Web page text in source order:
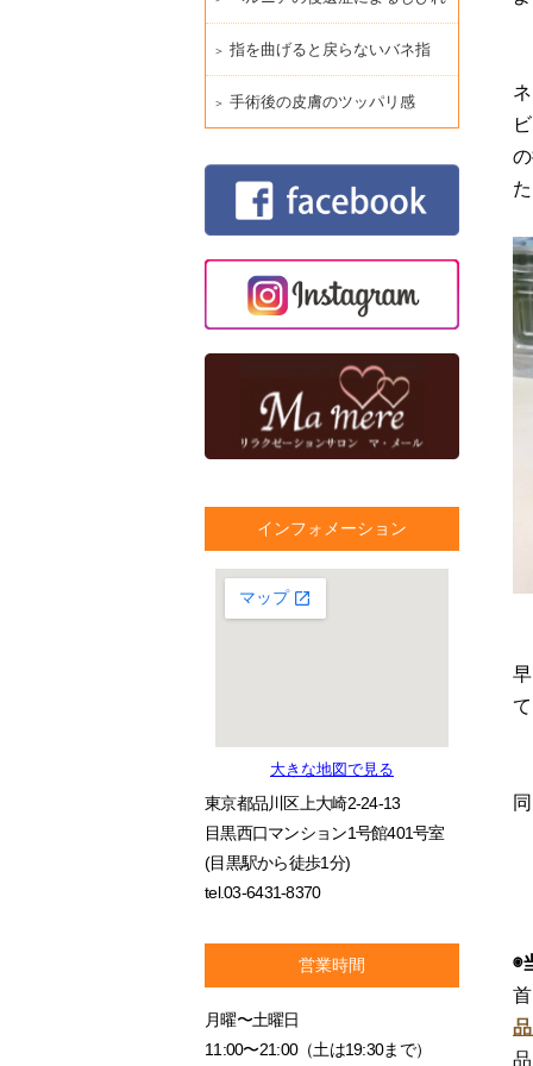
◉
指を曲げると戻らないバネ指
手術後の皮膚のツッパリ感
インフォメーション
大きな地図で見る
東京都品川区上大崎2-24-13
目黒西口マンション1号館401号室
(目黒駅から徒歩1分)
tel.03-6431-8370
営業時間
月曜〜土曜日
11:00〜21:00（土は19:30まで）